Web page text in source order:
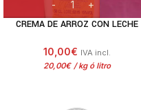
CREMA DE ARROZ CON LECHE
10,00€ IVA incl.
20,00€ / kg ó litro